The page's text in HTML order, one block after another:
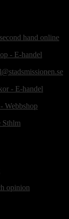
hand online
- E-handel
- E-handel
Webbshop
Sthlm
opinion